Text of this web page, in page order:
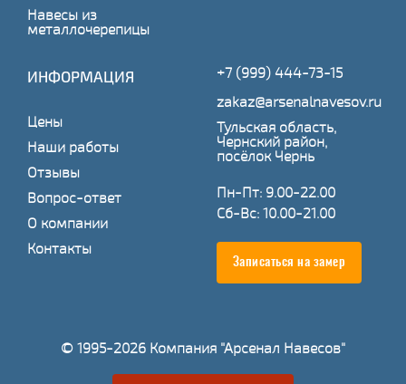
Навесы из
металлочерепицы
ИНФОРМАЦИЯ
Цены
Наши работы
Отзывы
Вопрос-ответ
О компании
Контакты
+7 (999) 444-73-15
zakaz@arsenalnavesov.ru
Тульская область,
Чернский район,
посёлок Чернь
Пн-Пт: 9.00-22.00
Сб-Вс: 10.00-21.00
Записаться на замер
© 1995-2026 Компания "Арсенал Навесов"